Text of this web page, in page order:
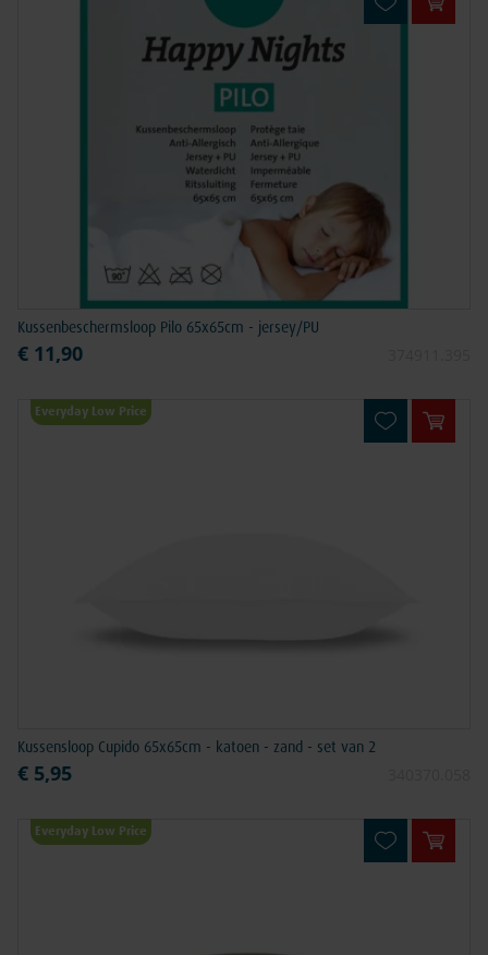
In
Kussenbeschermsloop Pilo 65x65cm - jersey/PU
€ 11,90
Everyday Low Price
In
Kussensloop Cupido 65x65cm - katoen - zand - set van 2
€ 5,95
Everyday Low Price
In